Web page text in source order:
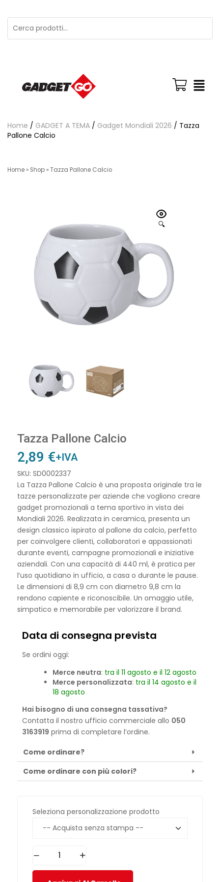
Home / GADGET A TEMA / Gadget Mondiali 2026 / Tazza
Pallone Calcio
Home » Shop »Tazza Pallone Calcio
🔍
Tazza Pallone Calcio
2,89 €+IVA
SKU: SD0002337
La Tazza Pallone Calcio è una proposta originale tra le
tazze personalizzate per aziende che vogliono creare
gadget promozionali a tema sportivo in vista dei
Mondiali 2026. Realizzata in ceramica, presenta un
design classico ispirato al pallone da calcio, perfetto
per coinvolgere clienti, collaboratori e appassionati
durante eventi, campagne promozionali e iniziative
aziendali. Con una capacità di 440 ml, è pratica per
l’uso quotidiano in ufficio, a casa o durante le pause.
Le dimensioni di 8,9 cm con diametro 9,8 cm la
rendono capiente e riconoscibile. Un omaggio utile,
simpatico e memorabile per valorizzare il brand.
Data di consegna prevista
Se ordini oggi:
Merce neutra: tra il 11 agosto e il 12 agosto
Merce personalizzata: tra il 14 agosto e il
18 agosto
Hai bisogno di una consegna tassativa?
Contatta il nostro ufficio commerciale allo 050
3163919 prima di completare l’ordine.
Come ordinare?
Come ordinare con più colori?
Seleziona personalizzazione prodotto